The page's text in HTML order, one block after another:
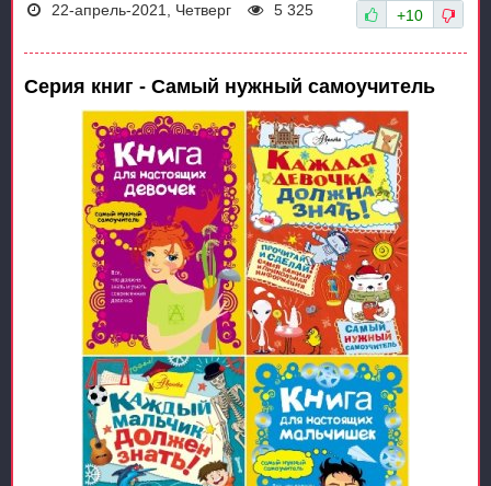
22-апрель-2021, Четверг 5 325 +10
Серия книг - Самый нужный самоучитель